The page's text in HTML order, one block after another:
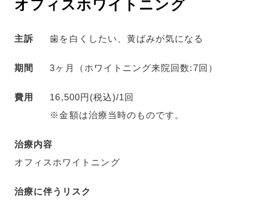
オフィスホワイトニング
主訴 歯を白くしたい、黄ばみが気になる
期間 3ヶ月（ホワイトニング来院回数:7回）
費用
16,500円(税込)/1回
※金額は治療当時のものです。
治療内容
オフィスホワイトニング
治療に伴うリスク